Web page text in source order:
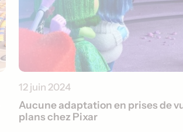
12 juin 2024
Aucune adaptation en prises de
plans chez Pixar